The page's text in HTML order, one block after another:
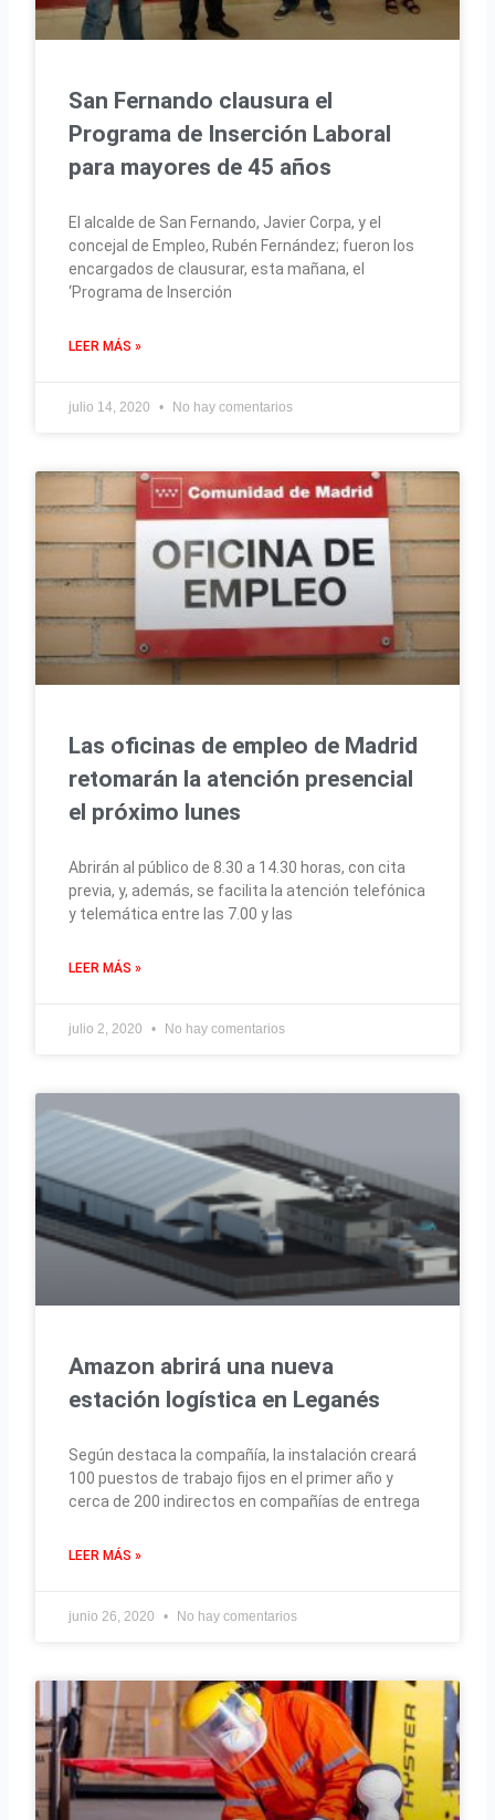
San Fernando clausura el
Programa de Inserción Laboral
para mayores de 45 años
El alcalde de San Fernando, Javier Corpa, y el
concejal de Empleo, Rubén Fernández; fueron los
encargados de clausurar, esta mañana, el
‘Programa de Inserción
LEER MÁS »
julio 14, 2020 No hay comentarios
Las oficinas de empleo de Madrid
retomarán la atención presencial
el próximo lunes
Abrirán al público de 8.30 a 14.30 horas, con cita
previa, y, además, se facilita la atención telefónica
y telemática entre las 7.00 y las
LEER MÁS »
julio 2, 2020 No hay comentarios
Amazon abrirá una nueva
estación logística en Leganés
Según destaca la compañía, la instalación creará
100 puestos de trabajo fijos en el primer año y
cerca de 200 indirectos en compañías de entrega
LEER MÁS »
junio 26, 2020 No hay comentarios